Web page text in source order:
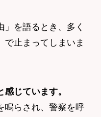
」を語るとき、多く
で止まってしまいま
じています。
鳴らされ、警察を呼